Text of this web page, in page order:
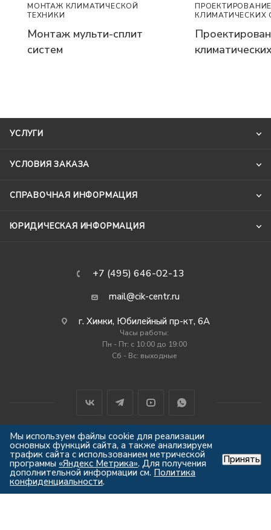
МОНТАЖ КЛИМАТИЧЕСКОЙ
ТЕХНИКИ
Монтаж мульти-сплит
систем
КЛИМАТИЧЕСКИХ
УСЛУГИ
УСЛОВИЯ ЗАКАЗА
СПРАВОЧНАЯ ИНФОРМАЦИЯ
ЮРИДИЧЕСКАЯ ИНФОРМАЦИЯ
+7 (495) 646-02-13
mail@cik-centr.ru
г. Химки, Юбилейный пр-кт, 6А
Часы работы:
Пн - Пт: c 10:00 до 19:00
Сб - Вс: выходные
2012-2026 © Центр Индустрии Климата
Все права защищены
Мы используем файлы cookie для реализации
основных функций сайта, а также анализируем
трафик сайта с использованием метрической
программы «Яндекс Метрика». Для получения
дополнительной информации см. Политика
конфиденциальности.
Принять